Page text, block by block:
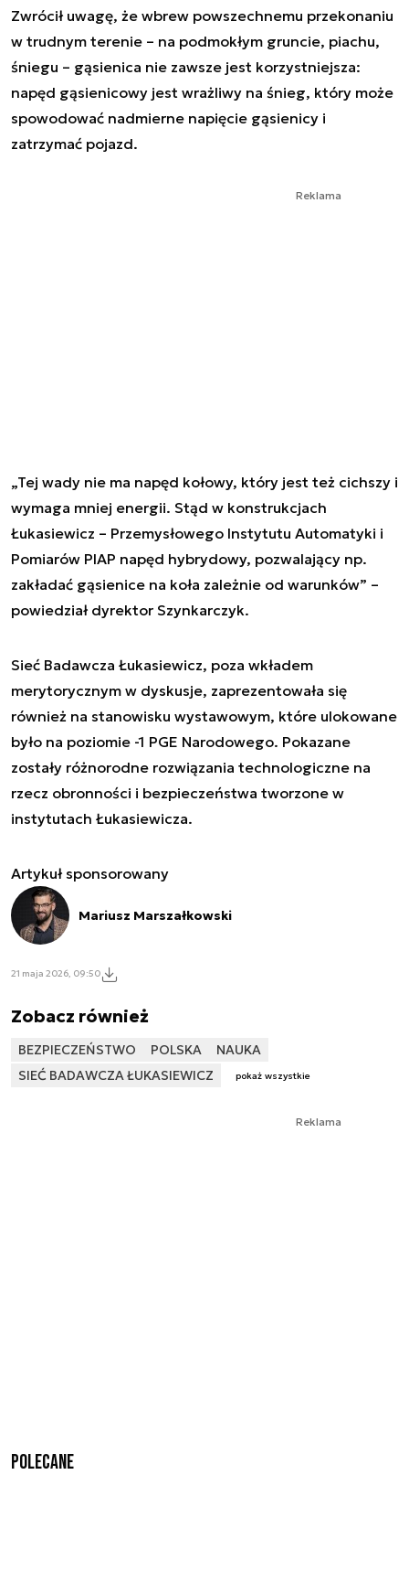
Zwrócił uwagę, że wbrew powszechnemu przekonaniu
w trudnym terenie – na podmokłym gruncie, piachu,
śniegu – gąsienica nie zawsze jest korzystniejsza:
napęd gąsienicowy jest wrażliwy na śnieg, który może
spowodować nadmierne napięcie gąsienicy i
zatrzymać pojazd.
Reklama
„Tej wady nie ma napęd kołowy, który jest też cichszy i
wymaga mniej energii. Stąd w konstrukcjach
Łukasiewicz – Przemysłowego Instytutu Automatyki i
Pomiarów PIAP napęd hybrydowy, pozwalający np.
zakładać gąsienice na koła zależnie od warunków” –
powiedział dyrektor Szynkarczyk.
Sieć Badawcza Łukasiewicz, poza wkładem
merytorycznym w dyskusje, zaprezentowała się
również na stanowisku wystawowym, które ulokowane
było na poziomie -1 PGE Narodowego. Pokazane
zostały różnorodne rozwiązania technologiczne na
rzecz obronności i bezpieczeństwa tworzone w
instytutach Łukasiewicza.
Artykuł sponsorowany
Mariusz Marszałkowski
21 maja 2026, 09:50
Zobacz również
BEZPIECZEŃSTWO POLSKA
NAUKA
SIEĆ BADAWCZA ŁUKASIEWICZ
pokaż wszystkie
Reklama
Polecane